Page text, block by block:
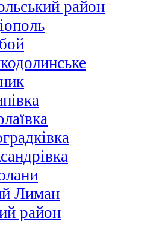
район
Лиман
район